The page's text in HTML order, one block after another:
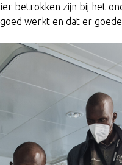
betrokken zijn bij het
werkt en dat er